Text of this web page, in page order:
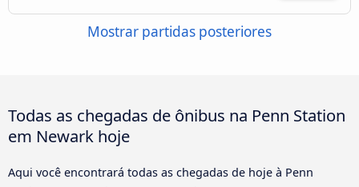
Mostrar partidas posteriores
Todas as chegadas de ônibus na Penn Station
em Newark hoje
Aqui você encontrará todas as chegadas de hoje à Penn